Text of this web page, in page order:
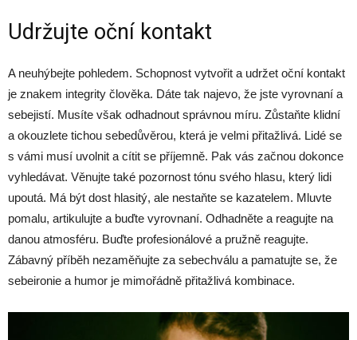
Udržujte oční kontakt
A neuhýbejte pohledem. Schopnost vytvořit a udržet oční kontakt
je znakem integrity člověka. Dáte tak najevo, že jste vyrovnaní a
sebejistí. Musíte však odhadnout správnou míru. Zůstaňte klidní
a okouzlete tichou sebedůvěrou, která je velmi přitažlivá. Lidé se
s vámi musí uvolnit a cítit se příjemně. Pak vás začnou dokonce
vyhledávat. Věnujte také pozornost tónu svého hlasu, který lidi
upoutá. Má být dost hlasitý, ale nestaňte se kazatelem. Mluvte
pomalu, artikulujte a buďte vyrovnaní. Odhadněte a reagujte na
danou atmosféru. Buďte profesionálové a pružně reagujte.
Zábavný příběh nezaměňujte za sebechválu a pamatujte se, že
sebeironie a humor je mimořádně přitažlivá kombinace.